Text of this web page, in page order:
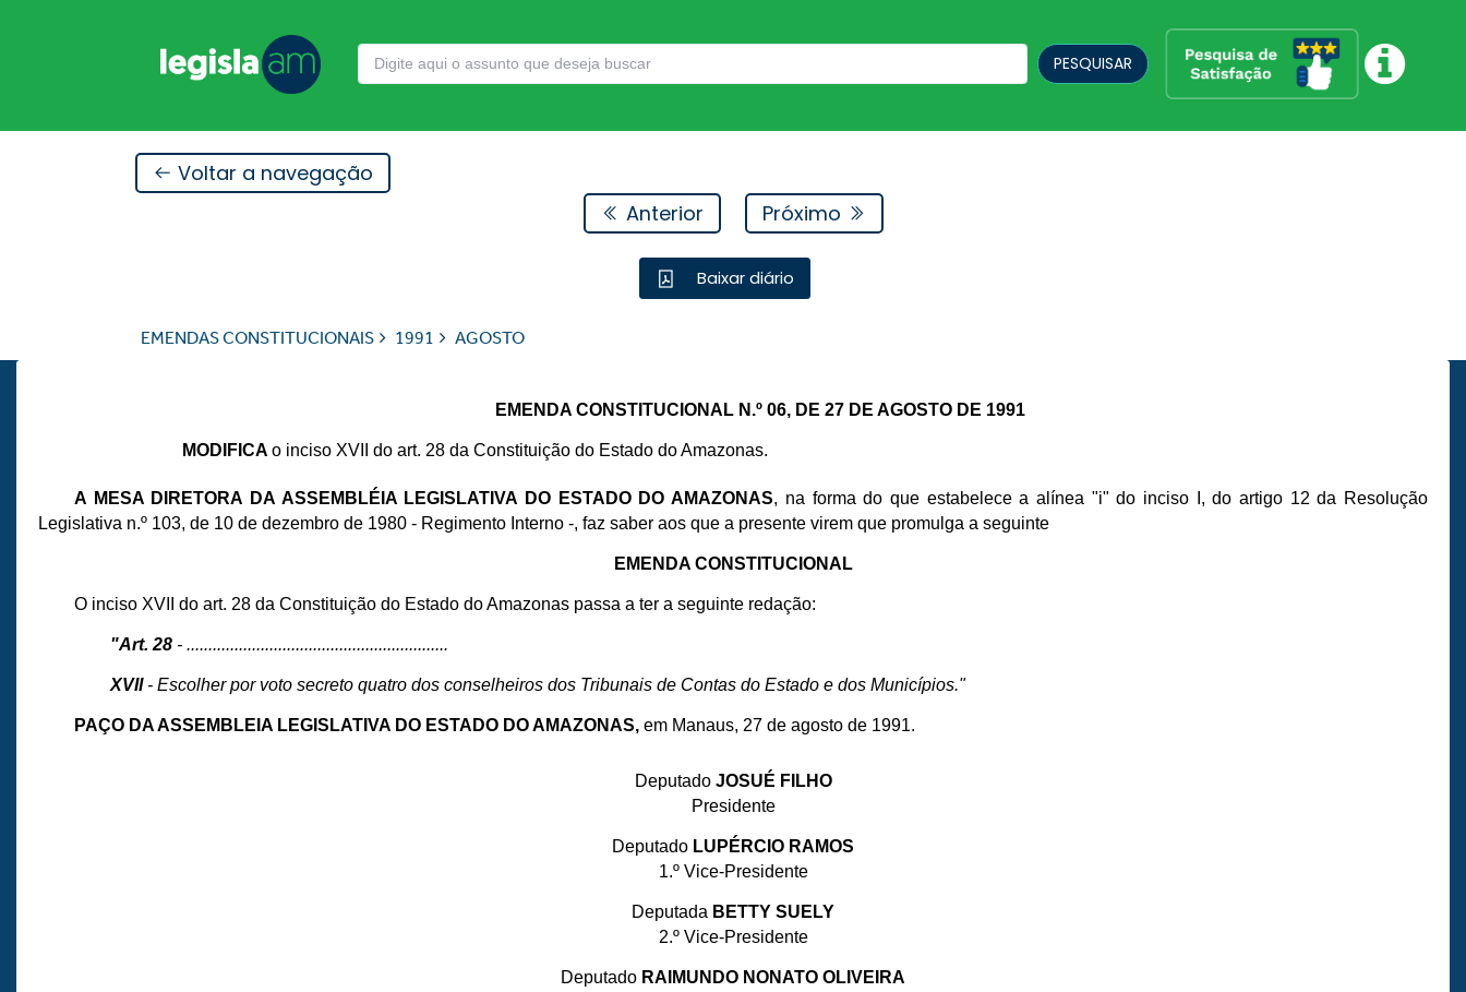
PESQUISAR
Voltar a navegação
Anterior
Próximo
Baixar diário
EMENDAS CONSTITUCIONAIS 1991 AGOSTO
EMENDA CONSTITUCIONAL N.º 06, DE 27 DE AGOSTO DE 1991
MODIFICAo inciso XVII do art. 28 da Constituição do Estado do Amazonas.
A MESA DIRETORA DA ASSEMBLÉIA LEGISLATIVA DO ESTADO DO AMAZONAS, na forma do que estabelece a alínea "i" do inciso I, do artigo 12 da Resolução
Legislativa n.º 103, de 10 de dezembro de 1980 - Regimento Interno -, faz saber aos que a presente virem que promulga a seguinte
EMENDA CONSTITUCIONAL
O inciso XVII do art. 28 da Constituição do Estado do Amazonas passa a ter a seguinte redação:
"Art. 28 - ............................................................
XVII - Escolher por voto secreto quatro dos conselheiros dos Tribunais de Contas do Estado e dos Municípios."
PAÇO DA ASSEMBLEIA LEGISLATIVA DO ESTADO DO AMAZONAS, em Manaus, 27 de agosto de 1991.
DeputadoJOSUÉ FILHO
Presidente
Deputado LUPÉRCIO RAMOS
1.º Vice-Presidente
Deputada BETTY SUELY
2.º Vice-Presidente
Deputado RAIMUNDO NONATO OLIVEIRA